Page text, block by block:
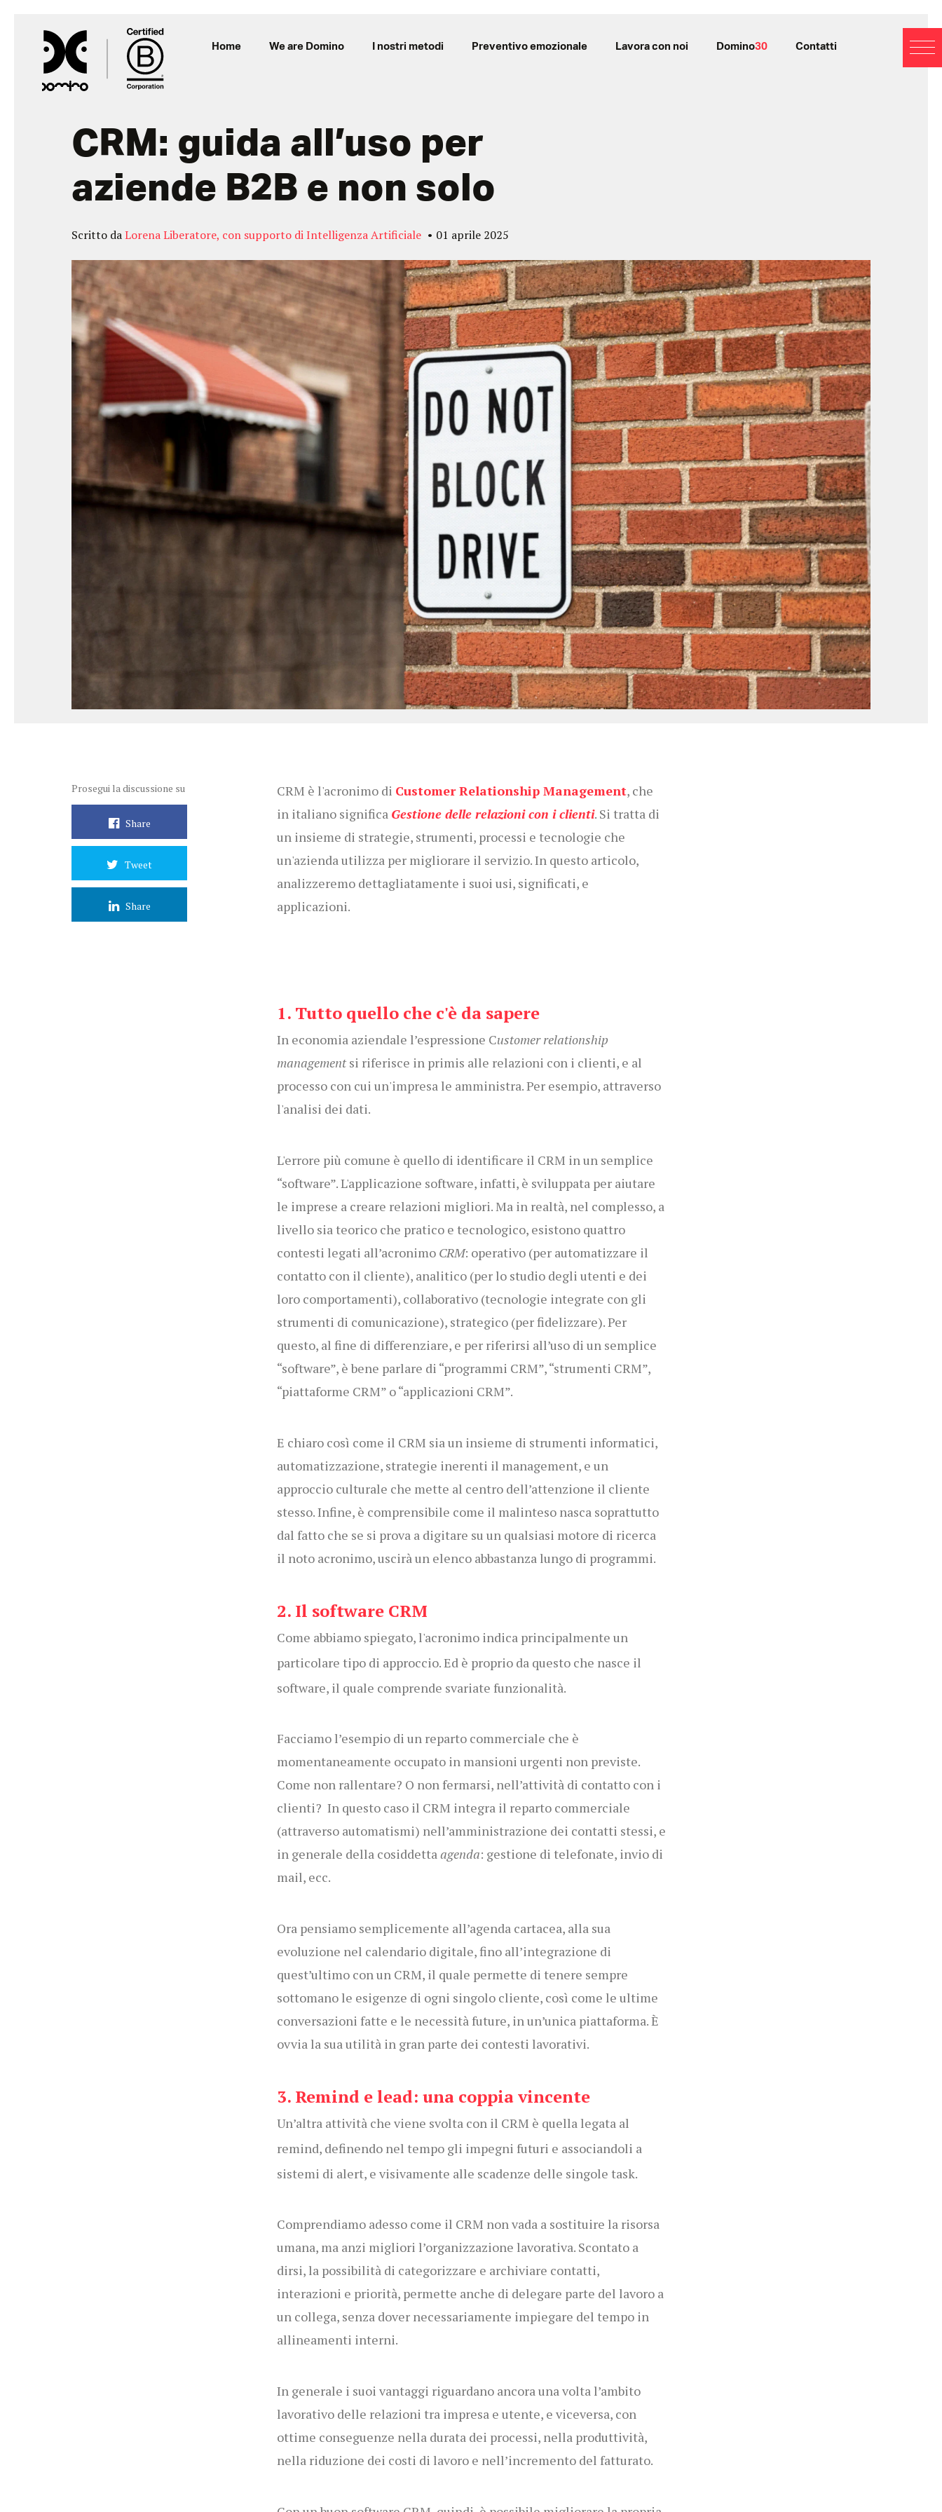
Home We are Domino I nostri metodi Preventivo emozionale Lavora con noi Domino30 Contatti
CRM: guida all’uso per
aziende B2B e non solo
Scritto daLorena Liberatore, con supporto di Intelligenza Artificiale 01 aprile 2025
CRM è l'acronimo di Customer Relationship Management, che
in italiano significa Gestione delle relazioni con i clienti. Si tratta di
un insieme di strategie, strumenti, processi e tecnologie che
un'azienda utilizza per migliorare il servizio. In questo articolo,
analizzeremo dettagliatamente i suoi usi, significati, e
applicazioni.
1. Tutto quello che c'è da sapere
In economia aziendale l’espressione Customer relationship
managementsi riferisce in primis alle relazioni con i clienti, e al
processo con cui un'impresa le amministra. Per esempio, attraverso
l'analisi dei dati.
L'errore più comune è quello di identificare il CRM in un semplice
“software”. L'applicazione software, infatti, è sviluppata per aiutare
le imprese a creare relazioni migliori. Ma in realtà, nel complesso, a
livello sia teorico che pratico e tecnologico, esistono quattro
contesti legati all’acronimo CRM: operativo (per automatizzare il
contatto con il cliente), analitico (per lo studio degli utenti e dei
loro comportamenti), collaborativo (tecnologie integrate con gli
strumenti di comunicazione), strategico (per fidelizzare). Per
questo, al fine di differenziare, e per riferirsi all’uso di un semplice
“software”, è bene parlare di “programmi CRM”, “strumenti CRM”,
“piattaforme CRM” o “applicazioni CRM”.
E chiaro così come il CRM sia un insieme di strumenti informatici,
automatizzazione, strategie inerenti il management, e un
approccio culturale che mette al centro dell’attenzione il cliente
stesso. Infine, è comprensibile come il malinteso nasca soprattutto
dal fatto che se si prova a digitare su un qualsiasi motore di ricerca
il noto acronimo, uscirà un elenco abbastanza lungo di programmi.
2. Il software CRM
Come abbiamo spiegato, l'acronimo indica principalmente un
particolare tipo di approccio. Ed è proprio da questo che nasce il
software, il quale comprende svariate funzionalità.
Facciamo l’esempio di un reparto commerciale che è
momentaneamente occupato in mansioni urgenti non previste.
Come non rallentare? O non fermarsi, nell’attività di contatto con i
clienti? In questo caso il CRM integra il reparto commerciale
(attraverso automatismi) nell’amministrazione dei contatti stessi, e
in generale della cosiddettaagenda: gestione di telefonate, invio di
mail, ecc.
Ora pensiamo semplicemente all’agenda cartacea, alla sua
evoluzione nel calendario digitale, fino all’integrazione di
quest’ultimo con un CRM, il quale permette di tenere sempre
sottomano le esigenze di ogni singolo cliente, così come le ultime
conversazioni fatte e le necessità future, in un’unica piattaforma. È
ovvia la sua utilità in gran parte dei contesti lavorativi.
3. Remind e lead: una coppia vincente
Un’altra attività che viene svolta con il CRM è quella legata al
remind, definendo nel tempo gli impegni futuri e associandoli a
sistemi di alert, e visivamente alle scadenze delle singole task.
Comprendiamo adesso come il CRM non vada a sostituire la risorsa
umana, ma anzi migliori l’organizzazione lavorativa. Scontato a
dirsi, la possibilità di categorizzare e archiviare contatti,
interazioni e priorità, permette anche di delegare parte del lavoro a
un collega, senza dover necessariamente impiegare del tempo in
allineamenti interni.
In generale i suoi vantaggi riguardano ancora una volta l’ambito
lavorativo delle relazioni tra impresa e utente, e viceversa, con
ottime conseguenze nella durata dei processi, nella produttività,
nella riduzione dei costi di lavoro e nell’incremento del fatturato.
Prosegui la discussione su
Share
Tweet
Share